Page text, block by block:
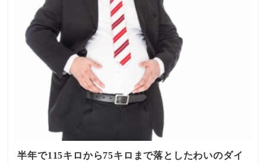
ば、ひとつに発酵食品を摂取するといっても 、いろんな
種類の発酵食品を摂取することをお勧めします。発酵食品
には🍀味噌🍀納豆🍀キムチ🍀ヨーグルト🍀チーズ🍀甘酒🍀
ぬか漬けなどなど他にもあると思いますが、 毎日同じ一
つの発酵食品だけ…ではなく複数摂れるとベストです。た
だ、好み、体の調子やアレルギー、内服の関係などで摂取
できない場合もありますので、注意してくださ
い。 KEY 方法については個人により異なる場合もあ
ります。気軽にご相談ください。
半年で115キロから75キロまで落としたわいのダイ